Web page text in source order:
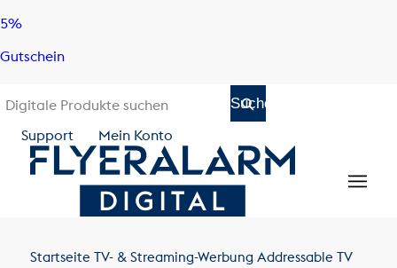
Skip
content
Skip
navigation
5%
Gutschein
Support Mein Konto
Startseite TV- & Streaming-Werbung Addressable TV